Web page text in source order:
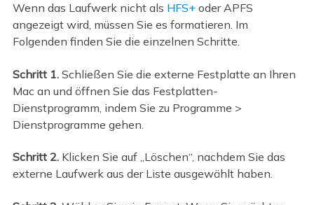
Wenn das Laufwerk nicht als HFS+oder APFS
angezeigt wird, müssen Sie es formatieren. Im
Folgenden finden Sie die einzelnen Schritte.
Schritt 1.Schließen Sie die externe Festplatte an Ihren
Mac an und öffnen Sie das Festplatten-
Dienstprogramm, indem Sie zu Programme >
Dienstprogramme gehen.
Schritt 2.Klicken Sie auf „Löschen“, nachdem Sie das
externe Laufwerk aus der Liste ausgewählt haben.